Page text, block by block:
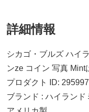
詳細情報
シカゴ・ブルズ ハイ
ンze コイン 写真 Mint
プロダクト ID:
ブランド : ハイランド